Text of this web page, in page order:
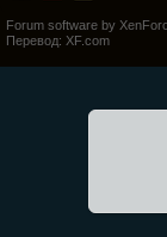
Forum software by
Перевод: XF.com